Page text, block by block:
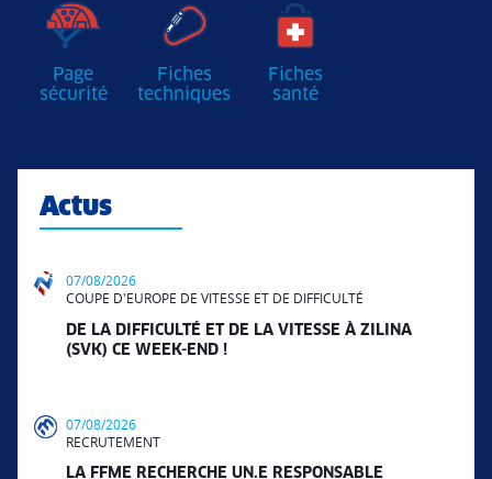
Page
sécurité
Fiches
techniques
Fiches
santé
Actus
07/08/2026
COUPE D'EUROPE DE VITESSE ET DE DIFFICULTÉ
DE LA DIFFICULTÉ ET DE LA VITESSE À ZILINA
(SVK) CE WEEK-END !
07/08/2026
RECRUTEMENT
LA FFME RECHERCHE UN.E RESPONSABLE